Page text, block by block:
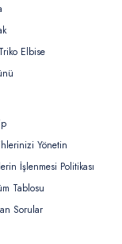
Elbise
Yönetin
İşlenmesi Politikası
Tablosu
Sorular